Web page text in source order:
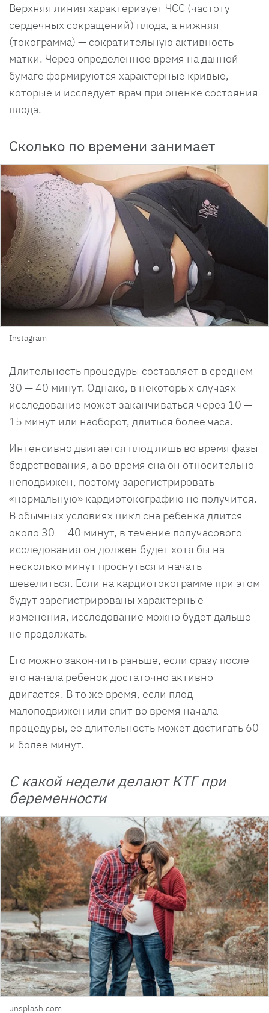
Верхняя линия характеризует ЧСС (частоту
сердечных сокращений) плода, а нижняя
(токограмма) — сократительную активность
матки. Через определенное время на данной
бумаге формируются характерные кривые,
которые и исследует врач при оценке состояния
плода.
Сколько по времени занимает
Instagram
Длительность процедуры составляет в среднем
30 — 40 минут. Однако, в некоторых случаях
исследование может заканчиваться через 10 —
15 минут или наоборот, длиться более часа.
Интенсивно двигается плод лишь во время фазы
бодрствования, а во время сна он относительно
неподвижен, поэтому зарегистрировать
«нормальную» кардиотокографию не получится.
В обычных условиях цикл сна ребенка длится
около 30 — 40 минут, в течение получасового
исследования он должен будет хотя бы на
несколько минут проснуться и начать
шевелиться. Если на кардиотокограмме при этом
будут зарегистрированы характерные
изменения, исследование можно будет дальше
не продолжать.
Его можно закончить раньше, если сразу после
его начала ребенок достаточно активно
двигается. В то же время, если плод
малоподвижен или спит во время начала
процедуры, ее длительность может достигать 60
и более минут.
С какой недели делают КТГ при
беременности
unsplash.com